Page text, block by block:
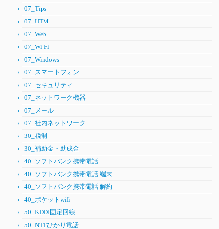
07_Tips
07_UTM
07_Web
07_Wi-Fi
07_Windows
07_スマートフォン
07_セキュリティ
07_ネットワーク機器
07_メール
07_社内ネットワーク
30_税制
30_補助金・助成金
40_ソフトバンク携帯電話
40_ソフトバンク携帯電話 端末
40_ソフトバンク携帯電話 解約
40_ポケットwifi
50_KDDI固定回線
50_NTTひかり電話